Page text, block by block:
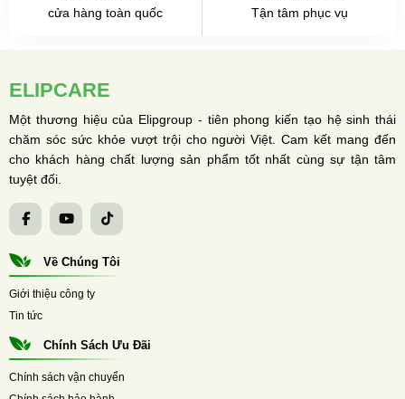
cửa hàng toàn quốc Tận tâm phục vụ
ELIPCARE
Một thương hiệu của Elipgroup - tiên phong kiến tạo hệ sinh thái
chăm sóc sức khỏe vượt trội cho người Việt. Cam kết mang đến
cho khách hàng chất lượng sản phẩm tốt nhất cùng sự tận tâm
tuyệt đối.
Về Chúng Tôi
Giới thiệu công ty
Tin tức
Chính Sách Ưu Đãi
Chính sách vận chuyển